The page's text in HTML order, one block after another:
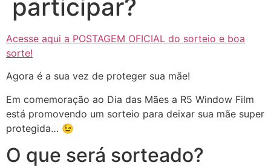
participar?
Acesse aqui a POSTAGEM OFICIAL do sorteio e boa
sorte!
Agora é a sua vez de proteger sua mãe!
Em comemoração ao Dia das Mães a R5 Window Film
está promovendo um sorteio para deixar sua mãe super
protegida… 😉
O que será sorteado?